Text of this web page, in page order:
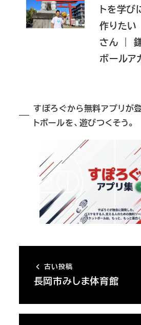
トを学び
作りたい
さん ｜
ボールア
すぽろぐから無料アプリが
トボールを、遊びつくそう。
古い投稿
長岡市みしま体育館